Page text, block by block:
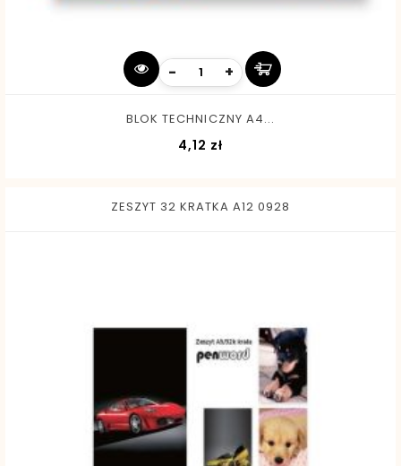
- +
BLOK TECHNICZNY A4...
4,12 złCena
ZESZYT 32 KRATKA A12 0928